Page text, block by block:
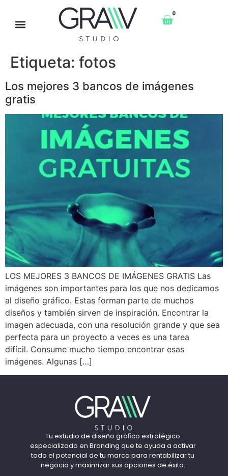
0
Etiqueta: fotos
Los mejores 3 bancos de imágenes
gratis
LOS MEJORES 3 BANCOS DE IMÁGENES GRATIS Las
imágenes son importantes para los que nos dedicamos
al diseño gráfico. Estas forman parte de muchos
diseños y también sirven de inspiración. Encontrar la
imagen adecuada, con una resolución grande y que sea
perfecta para un proyecto a veces es una tarea
difícil. Consume mucho tiempo encontrar esas
imágenes. Algunas […]
Tu estudio de diseño gráﬁco estratégico
especializado en Branding que te ayuda a activar
todo el potencial de tu marca para rentabilizar tu
negocio y maximizar sus opciones de éxito.